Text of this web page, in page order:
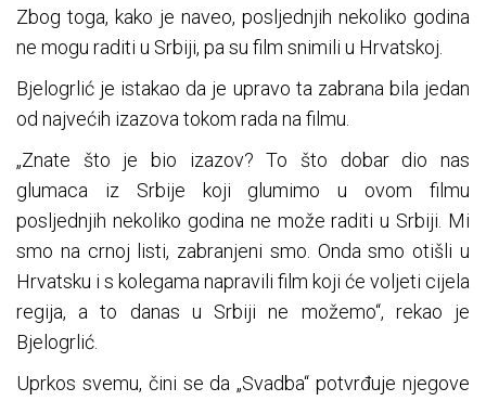
Zbog toga, kako je naveo, posljednjih nekoliko godina
ne mogu raditi u Srbiji, pa su film snimili u Hrvatskoj.
Bjelogrlić je istakao da je upravo ta zabrana bila jedan
od najvećih izazova tokom rada na filmu.
„Znate što je bio izazov? To što dobar dio nas
glumaca iz Srbije koji glumimo u ovom filmu
posljednjih nekoliko godina ne može raditi u Srbiji. Mi
smo na crnoj listi, zabranjeni smo. Onda smo otišli u
Hrvatsku i s kolegama napravili film koji će voljeti cijela
regija, a to danas u Srbiji ne možemo“, rekao je
Bjelogrlić.
Uprkos svemu, čini se da „Svadba“ potvrđuje njegove